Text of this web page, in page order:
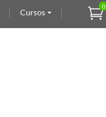
0
Cursos